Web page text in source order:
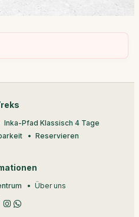
Inka-Pfad Klassisch 4 Tage
Reservieren
Über uns